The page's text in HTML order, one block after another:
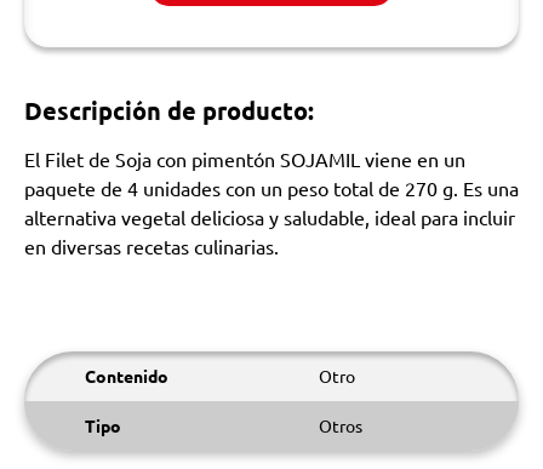
Descripción de producto:
El Filet de Soja con pimentón SOJAMIL viene en un
paquete de 4 unidades con un peso total de 270 g. Es una
alternativa vegetal deliciosa y saludable, ideal para incluir
en diversas recetas culinarias.
Contenido Otro
Tipo Otros